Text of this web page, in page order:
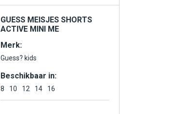
GUESS MEISJES SHORTS
ACTIVE MINI ME
Merk:
Guess? kids
Beschikbaar in:
8 10 12 14 16